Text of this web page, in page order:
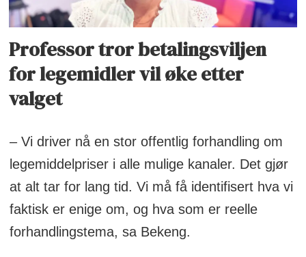
Professor tror betalingsviljen
for legemidler vil øke etter
valget
– Vi driver nå en stor offentlig forhandling om
legemiddelpriser i alle mulige kanaler. Det gjør
at alt tar for lang tid. Vi må få identifisert hva vi
faktisk er enige om, og hva som er reelle
forhandlingstema, sa Bekeng.